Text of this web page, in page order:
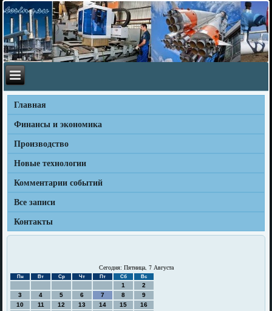
Главная
Финансы и экономика
Производство
Новые технологии
Комментарии событий
Все записи
Контакты
Сегодня: Пятница, 7 Августа
Пн Вт Ср Чт Пт Сб Вс
1
2
3
4 5 6 7 8
9
10
11 12 13 14 15
16